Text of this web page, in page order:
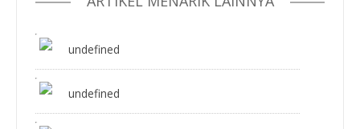
undefined
undefined